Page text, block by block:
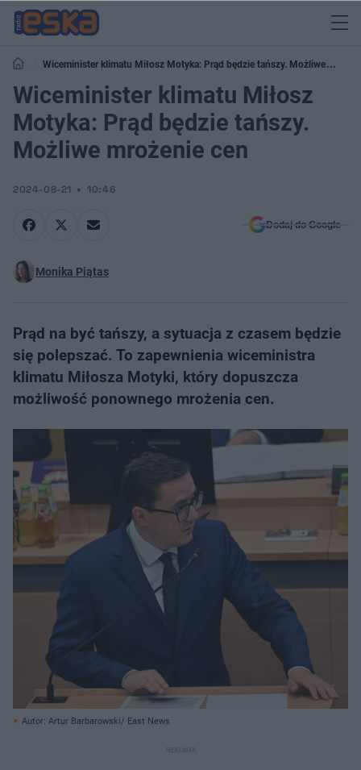
Wiceminister klimatu Miłosz Motyka: Prąd będzie tańszy. Możliwe
mrożenie cen
Wiceminister klimatu Miłosz
Motyka: Prąd będzie tańszy.
Możliwe mrożenie cen
2024-08-21 10:46
Dodaj do Google
Monika Piątas
Prąd na być tańszy, a sytuacja z czasem będzie
się polepszać. To zapewnienia wiceministra
klimatu Miłosza Motyki, który dopuszcza
możliwość ponownego mrożenia cen.
Autor: Artur Barbarowski/ East News